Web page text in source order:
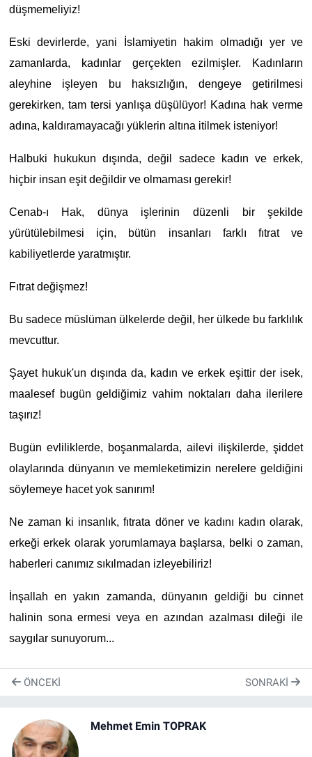
düşmemeliyiz!
Eski devirlerde, yani İslamiyetin hakim olmadığı yer ve
zamanlarda, kadınlar gerçekten ezilmişler. Kadınların
aleyhine işleyen bu haksızlığın, dengeye getirilmesi
gerekirken, tam tersi yanlışa düşülüyor! Kadına hak verme
adına, kaldıramayacağı yüklerin altına itilmek isteniyor!
Halbuki hukukun dışında, değil sadece kadın ve erkek,
hiçbir insan eşit değildir ve olmaması gerekir!
Cenab-ı Hak, dünya işlerinin düzenli bir şekilde
yürütülebilmesi için, bütün insanları farklı fıtrat ve
kabiliyetlerde yaratmıştır.
Fıtrat değişmez!
Bu sadece müslüman ülkelerde değil, her ülkede bu farklılık
mevcuttur.
Şayet hukuk'un dışında da, kadın ve erkek eşittir der isek,
maalesef bugün geldiğimiz vahim noktaları daha ilerilere
taşırız!
Bugün evliliklerde, boşanmalarda, ailevi ilişkilerde, şiddet
olaylarında dünyanın ve memleketimizin nerelere geldiğini
söylemeye hacet yok sanırım!
Ne zaman ki insanlık, fıtrata döner ve kadını kadın olarak,
erkeği erkek olarak yorumlamaya başlarsa, belki o zaman,
haberleri canımız sıkılmadan izleyebiliriz!
İnşallah en yakın zamanda, dünyanın geldiği bu cinnet
halinin sona ermesi veya en azından azalması dileği ile
saygılar sunuyorum...
ÖNCEKI SONRAKI
Mehmet Emin TOPRAK